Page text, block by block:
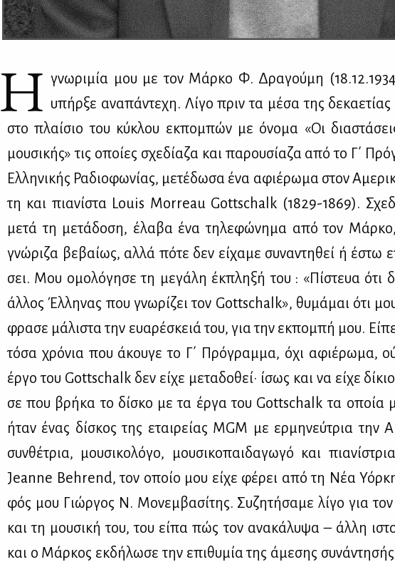
Η γνω­ρι­μία μου με τον Μάρ­κο Φ. Δρα­γού­μη
υπήρ­ξε ανα­πά­ντε­χη. Λί­γο πριν τα μέ­σα της
στο πλαί­σιο του κύ­κλου εκ­πο­μπών με όνο­μα «Οι
μου­σι­κής» τις οποί­ες σχε­δί­α­ζα και πα­ρου­σί­α­ζα από το Γ΄
Ελ­λη­νι­κής Ρα­διο­φω­νί­ας, με­τέ­δω­σα ένα αφιέ­ρω­μα στον
τη και πια­νί­στα Louis Morreau Gottschalk (1829-1869).
με­τά τη με­τά­δο­ση, έλα­βα ένα τη­λε­φώ­νη­μα από τον
γνώ­ρι­ζα βε­βαί­ως, αλ­λά πό­τε δεν εί­χα­με συ­να­ντη­θεί ή έστω
σει. Μου ομο­λό­γη­σε τη με­γά­λη έκ­πλη­ξή του : «Πί­στευα ότι
άλ­λος Έλ­λη­νας που γνω­ρί­ζει τον Gottschalk», θυ­μά­μαι ότι
φρα­σε μά­λι­στα την ευα­ρέ­σκειά του, για την εκ­πο­μπή μου.
τό­σα χρό­νια που άκου­γε το Γ΄ Πρό­γραμ­μα, όχι αφιέ­ρω­μα,
έρ­γο του Gottschalk δεν εί­χε με­τα­δο­θεί· ίσως και να εί­χε
σε που βρή­κα το δί­σκο με τα έρ­γα του Gottschalk τα οποία
ήταν ένας δί­σκος της εται­ρεί­ας MGM με ερ­μη­νεύ­τρια την
συν­θέ­τρια, μου­σι­κο­λό­γο, μου­σι­κο­παι­δα­γω­γό και
Jeanne Behrend, τον οποίο μου εί­χε φέ­ρει από τη Νέα
φός μου Γιώρ­γος Ν. Μο­νεμ­βα­σί­της. Συ­ζη­τή­σα­με λί­γο για
και τη μου­σι­κή του, του εί­πα πώς τον ανα­κά­λυ­ψα – άλ­λη
και ο Μάρ­κος εκ­δή­λω­σε την επι­θυ­μία της άμε­σης